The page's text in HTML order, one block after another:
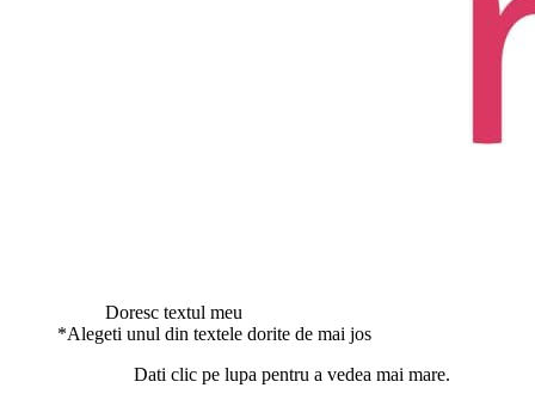
Doresc textul meu
*Alegeti unul din textele dorite de mai jos
Dati clic pe lupa pentru a vedea mai mare.